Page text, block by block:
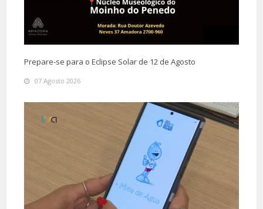
Prepare-se para o Eclipse Solar de 12 de Agosto
07 Agosto 2026